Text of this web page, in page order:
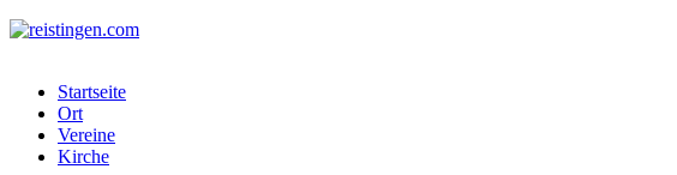
Startseite
Ort
Vereine
Kirche